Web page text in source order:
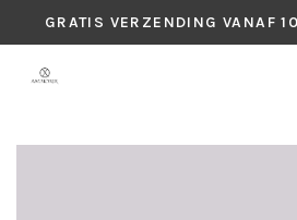
GRATIS VERZENDING VANAF